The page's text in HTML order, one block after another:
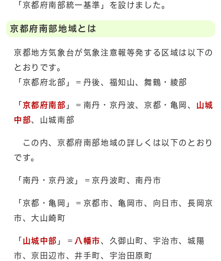
「京都府南部統一基準」を設けました。
京都府南部地域とは
京都地方気象台が気象注意報等発する区域は以下の
とおりです。
「京都府北部」＝丹後、福知山、舞鶴・綾部
「京都府南部 」＝南丹・京丹波、京都・亀岡、 山城
中部、山城南部
この内、京都府南部地域の詳しくは以下のとおり
です。
「南丹・京丹波」＝京丹波町、南丹市
「京都・亀岡」＝京都市、亀岡市、向日市、長岡京
市、大山崎町
「 山城中部 」＝ 八幡市、久御山町、宇治市、城陽
市、京田辺市、井手町、宇治田原町